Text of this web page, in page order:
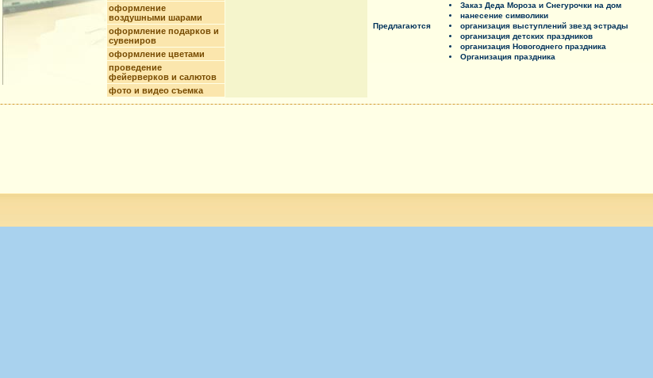
оформление
воздушными шарами
оформление подарков и
сувениров
оформление цветами
проведение
фейерверков и салютов
фото и видео съемка
Предлагаются
Заказ Деда Мороза и Снегурочки на дом
нанесение символики
организация выступлений звезд эстрады
организация детских праздников
организация Новогоднего праздника
Организация праздника